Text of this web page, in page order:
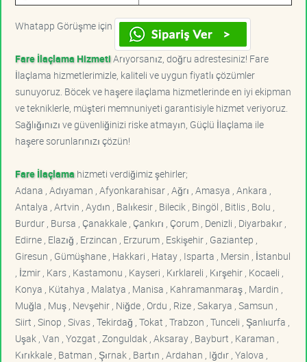
Whatapp Görüşme için
Fare İlaçlama HizmetiArıyorsanız, doğru adrestesiniz! Fare
İlaçlama hizmetlerimizle, kaliteli ve uygun fiyatlı çözümler
sunuyoruz. Böcek ve haşere ilaçlama hizmetlerinde en iyi ekipman
ve tekniklerle, müşteri memnuniyeti garantisiyle hizmet veriyoruz.
Sağlığınızı ve güvenliğinizi riske atmayın, Güçlü İlaçlama ile
haşere sorunlarınızı çözün!
Fare İlaçlama hizmeti verdiğimiz şehirler;
Adana , Adıyaman , Afyonkarahisar , Ağrı , Amasya , Ankara ,
Antalya , Artvin , Aydın , Balıkesir , Bilecik , Bingöl , Bitlis , Bolu ,
Burdur , Bursa , Çanakkale , Çankırı , Çorum , Denizli , Diyarbakır ,
Edirne , Elazığ , Erzincan , Erzurum , Eskişehir , Gaziantep ,
Giresun , Gümüşhane , Hakkari , Hatay , Isparta , Mersin , İstanbul
, İzmir , Kars , Kastamonu , Kayseri , Kırklareli , Kırşehir , Kocaeli ,
Konya , Kütahya , Malatya , Manisa , Kahramanmaraş , Mardin ,
Muğla , Muş , Nevşehir , Niğde , Ordu , Rize , Sakarya , Samsun ,
Siirt , Sinop , Sivas , Tekirdağ , Tokat , Trabzon , Tunceli , Şanlıurfa ,
Uşak , Van , Yozgat , Zonguldak , Aksaray , Bayburt , Karaman ,
Kırıkkale , Batman , Şırnak , Bartın , Ardahan , Iğdır , Yalova ,